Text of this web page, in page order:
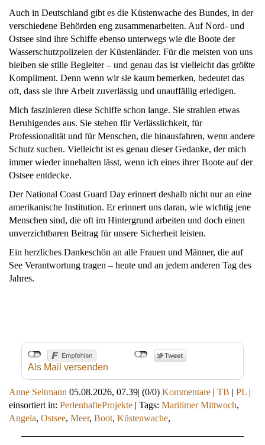
Auch in Deutschland gibt es die Küstenwache des Bundes, in der
verschiedene Behörden eng zusammenarbeiten. Auf Nord- und
Ostsee sind ihre Schiffe ebenso unterwegs wie die Boote der
Wasserschutzpolizeien der Küstenländer. Für die meisten von uns
bleiben sie stille Begleiter – und genau das ist vielleicht das größte
Kompliment. Denn wenn wir sie kaum bemerken, bedeutet das
oft, dass sie ihre Arbeit zuverlässig und unauffällig erledigen.
Mich faszinieren diese Schiffe schon lange. Sie strahlen etwas
Beruhigendes aus. Sie stehen für Verlässlichkeit, für
Professionalität und für Menschen, die hinausfahren, wenn andere
Schutz suchen. Vielleicht ist es genau dieser Gedanke, der mich
immer wieder innehalten lässt, wenn ich eines ihrer Boote auf der
Ostsee entdecke.
Der National Coast Guard Day erinnert deshalb nicht nur an eine
amerikanische Institution. Er erinnert uns daran, wie wichtig jene
Menschen sind, die oft im Hintergrund arbeiten und doch einen
unverzichtbaren Beitrag für unsere Sicherheit leisten.
Ein herzliches Dankeschön an alle Frauen und Männer, die auf
See Verantwortung tragen – heute und an jedem anderen Tag des
Jahres.
Als Mail versenden
Anne Seltmann 05.08.2026, 07.39| (0/0) Kommentare | TB | PL |
einsortiert in: PerlenhafteProjekte | Tags: Maritimer Mittwoch,
Angela, Ostsee, Meer, Boot, Küstenwache,